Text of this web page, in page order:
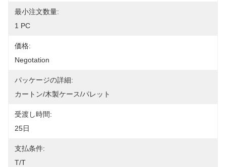
最小注文数量:
1 PC
価格:
Negotation
パッケージの詳細:
カートン/木製ケース/パレット
受渡し時間:
25日
支払条件:
T/T